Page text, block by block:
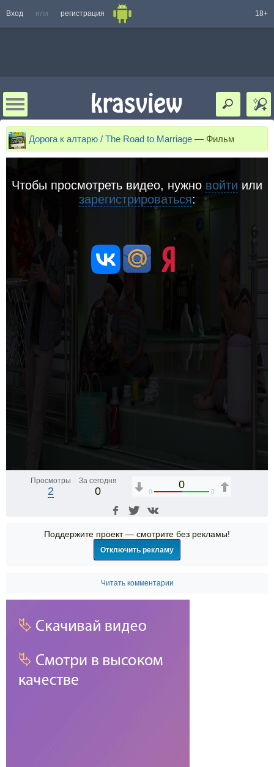
Вход или регистрация 18+
Дорога к алтарю / The Road to Marriage — Фильм
Чтобы просмотреть видео, нужно войти или
зарегистрироваться:
Просмотры
2
За сегодня
0
0
0 0
Поддержите проект — смотрите без рекламы!
Отключить рекламу
Читать комментарии